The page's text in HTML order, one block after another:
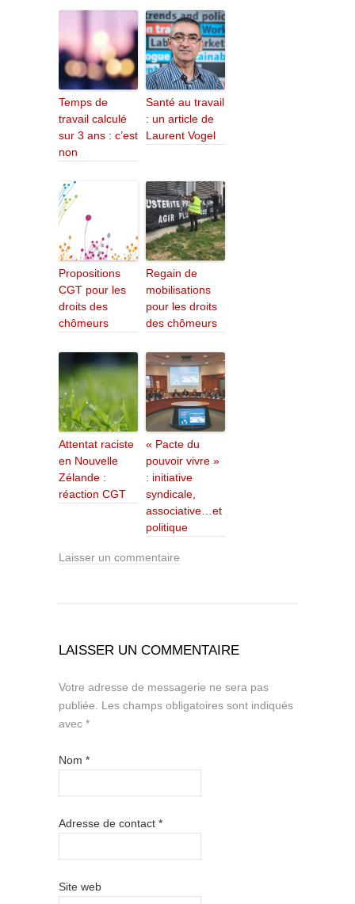
Temps de
travail calculé
sur 3 ans : c’est
non
Santé au travail
: un article de
Laurent Vogel
Propositions
CGT pour les
droits des
chômeurs
Regain de
mobilisations
pour les droits
des chômeurs
Attentat raciste
en Nouvelle
Zélande :
réaction CGT
« Pacte du
pouvoir vivre »
: initiative
syndicale,
associative…et
politique
Laisser un commentaire
LAISSER UN COMMENTAIRE
Votre adresse de messagerie ne sera pas
publiée.
Les champs obligatoires sont indiqués
avec *
Nom *
Adresse de contact *
Site web